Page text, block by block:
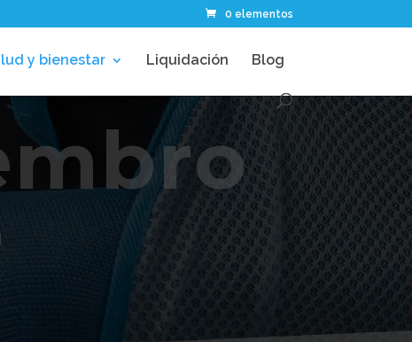
0 elementos
y bienestar Liquidación Blog